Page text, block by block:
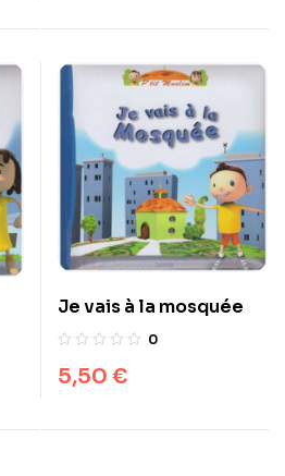
Je vais à la mosquée
0
5,50 €